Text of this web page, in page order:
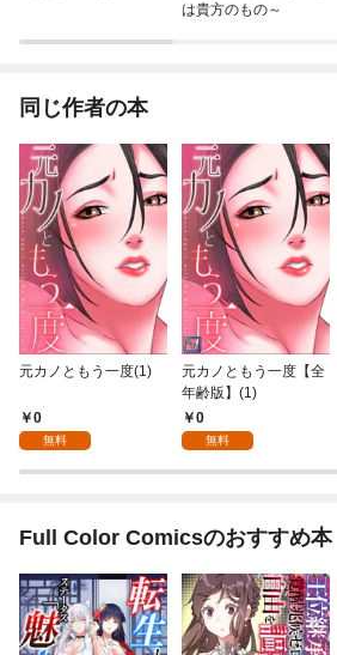
は貴方のもの～
同じ作者の本
元カノともう一度(1)
0
無料
元カノともう一度【全
年齢版】(1)
0
無料
Full Color Comicsのおすすめ本